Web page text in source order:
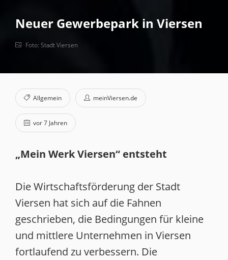
Neuer Gewerbepark in Viersen
Foto: Stadt Viersen
Allgemein meinViersen.de
vor 7 Jahren
„Mein Werk Viersen“ entsteht
Die Wirtschaftsförderung der Stadt
Viersen hat sich auf die Fahnen
geschrieben, die Bedingungen für kleine
und mittlere Unternehmen in Viersen
fortlaufend zu verbessern. Die